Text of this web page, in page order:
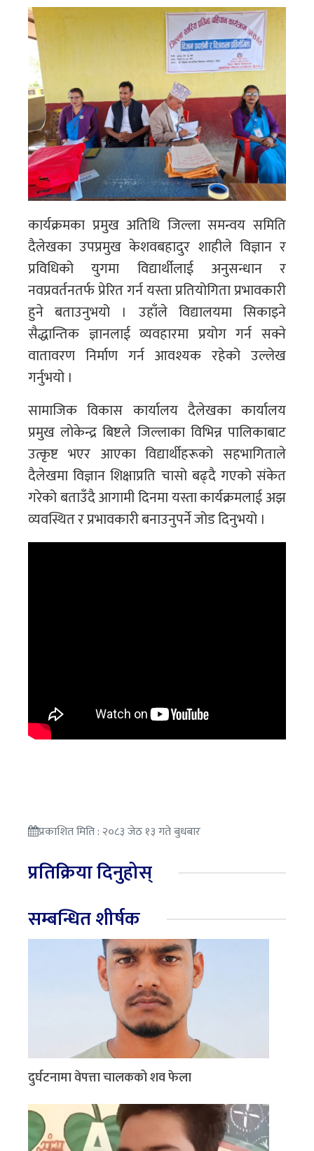
कार्यक्रमका प्रमुख अतिथि जिल्ला समन्वय समिति
दैलेखका उपप्रमुख केशवबहादुर शाहीले विज्ञान र
प्रविधिको युगमा विद्यार्थीलाई अनुसन्धान र
नवप्रवर्तनतर्फ प्रेरित गर्न यस्ता प्रतियोगिता प्रभावकारी
हुने बताउनुभयो । उहाँले विद्यालयमा सिकाइने
सैद्धान्तिक ज्ञानलाई व्यवहारमा प्रयोग गर्न सक्ने
वातावरण निर्माण गर्न आवश्यक रहेको उल्लेख
गर्नुभयो ।
सामाजिक विकास कार्यालय दैलेखका कार्यालय
प्रमुख लाेकेन्द्र बिष्टले जिल्लाका विभिन्न पालिकाबाट
उत्कृष्ट भएर आएका विद्यार्थीहरूको सहभागिताले
दैलेखमा विज्ञान शिक्षाप्रति चासो बढ्दै गएको संकेत
गरेको बताउँदै आगामी दिनमा यस्ता कार्यक्रमलाई अझ
व्यवस्थित र प्रभावकारी बनाउनुपर्ने जोड दिनुभयो ।
प्रकाशित मिति : २०८३ जेठ १३ गते बुधबार
प्रतिक्रिया दिनुहोस्
सम्बन्धित शीर्षक
दुर्घटनामा वेपत्ता चालकको शव फेला